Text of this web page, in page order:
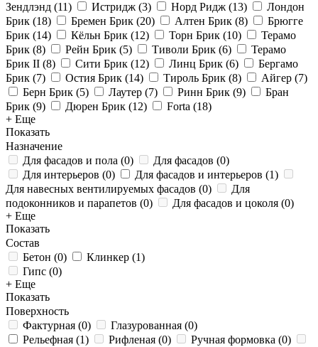
Зендлэнд (11) Истридж (3) Норд Ридж (13)
Лондон
Брик (18) Бремен Брик (20) Алтен Брик (8)
Брюгге
Брик (14) Кёльн Брик (12) Торн Брик (10)
Терамо
Брик (8) Рейн Брик (5) Тиволи Брик (6)
Терамо
Брик II (8) Сити Брик (12) Линц Брик (6)
Бергамо
Брик (7) Остия Брик (14) Тироль Брик (8) Айгер (7)
Берн Брик (5) Лаутер (7) Ринн Брик (9)
Бран
Брик (9) Дюрен Брик (12) Forta (18)
+ Еще
Показать
Назначение
Для фасадов и пола (0) Для фасадов (0)
Для интерьеров (0) Для фасадов и интерьеров (1)
Для навесных вентилируемых фасадов (0)
Для
подоконников и парапетов (0) Для фасадов и цоколя (0)
+ Еще
Показать
Состав
Бетон (0) Клинкер (1)
Гипс (0)
+ Еще
Показать
Поверхность
Фактурная (0) Глазурованная (0)
Рельефная (1) Рифленая (0) Ручная формовка (0)